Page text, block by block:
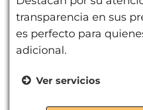
transparencia en sus
es perfecto para
adicional.
Ver servicios